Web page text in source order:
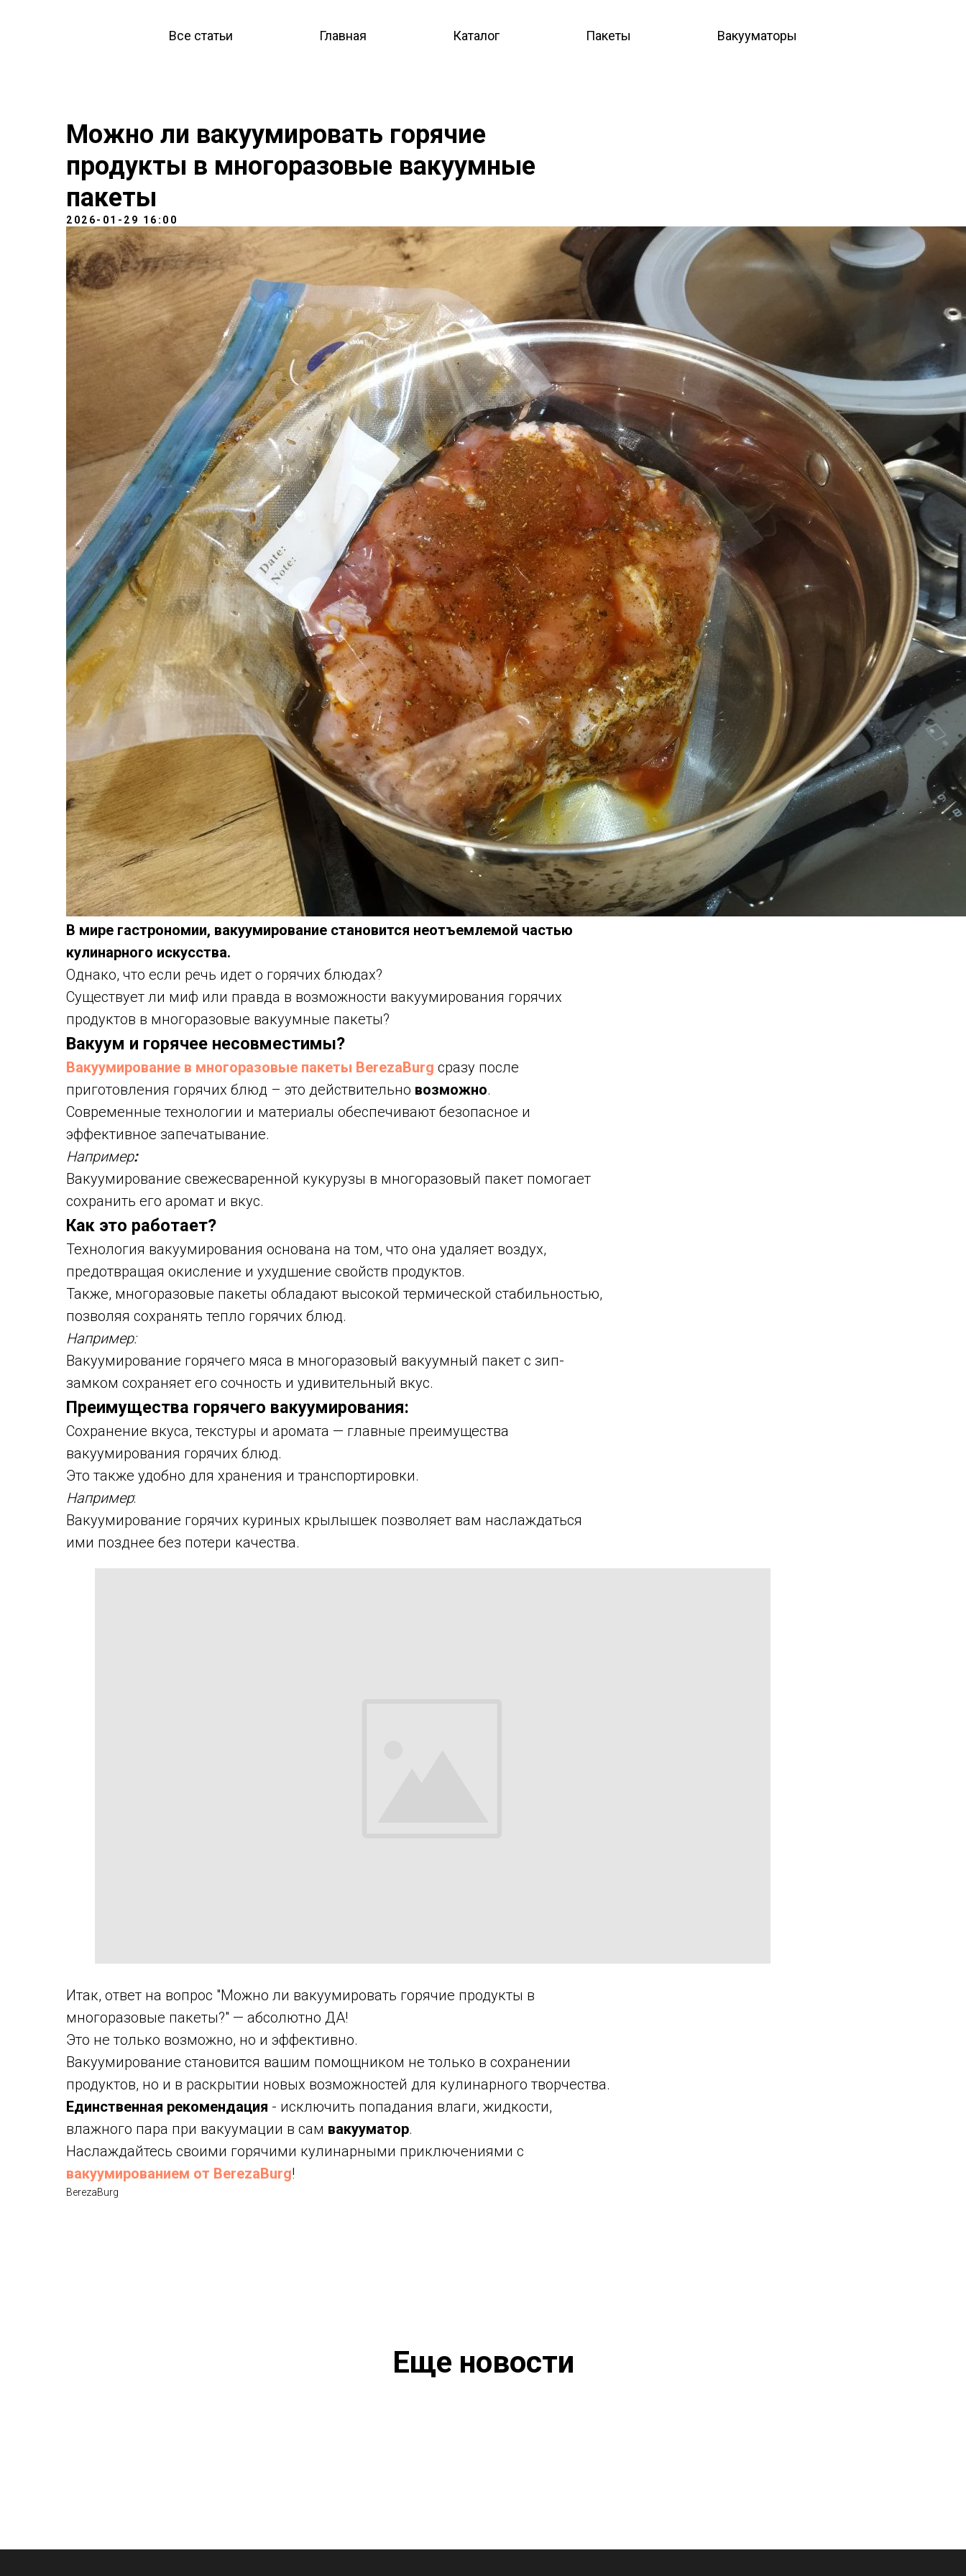
Все статьи Главная Каталог Пакеты Вакууматоры
Можно ли вакуумировать горячие
продукты в многоразовые вакуумные
пакеты
2026-01-29 16:00
В мире гастрономии, вакуумирование становится неотъемлемой частью
кулинарного искусства.
Однако, что если речь идет о горячих блюдах?
Существует ли миф или правда в возможности вакуумирования горячих
продуктов в многоразовые вакуумные пакеты?
Вакуум и горячее несовместимы?
Вакуумирование в многоразовые пакеты BerezaBurg сразу после
приготовления горячих блюд – это действительно возможно.
Современные технологии и материалы обеспечивают безопасное и
эффективное запечатывание.
Например:
Вакуумирование свежесваренной кукурузы в многоразовый пакет помогает
сохранить его аромат и вкус.
Как это работает?
Технология вакуумирования основана на том, что она удаляет воздух,
предотвращая окисление и ухудшение свойств продуктов.
Также, многоразовые пакеты обладают высокой термической стабильностью,
позволяя сохранять тепло горячих блюд.
Например:
Вакуумирование горячего мяса в многоразовый вакуумный пакет с зип-
замком сохраняет его сочность и удивительный вкус.
Преимущества горячего вакуумирования:
Сохранение вкуса, текстуры и аромата — главные преимущества
вакуумирования горячих блюд.
Это также удобно для хранения и транспортировки.
Например:
Вакуумирование горячих куриных крылышек позволяет вам наслаждаться
ими позднее без потери качества.
Итак, ответ на вопрос "Можно ли вакуумировать горячие продукты в
многоразовые пакеты?" — абсолютно ДА!
Это не только возможно, но и эффективно.
Вакуумирование становится вашим помощником не только в сохранении
продуктов, но и в раскрытии новых возможностей для кулинарного творчества.
Единственная рекомендация - исключить попадания влаги, жидкости,
влажного пара при вакуумации в сам вакууматор.
Наслаждайтесь своими горячими кулинарными приключениями с
вакуумированием от BerezaBurg!
BerezaBurg
Еще новости